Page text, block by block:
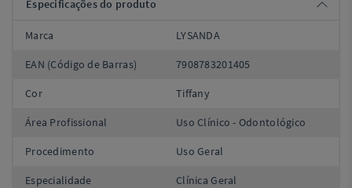
Especificações do produto
Marca LYSANDA
EAN (Código de Barras) 7908783201405
Cor Tiffany
Área Profissional Uso Clínico - Odontológico
Procedimento Uso Geral
Especialidade Clínica Geral